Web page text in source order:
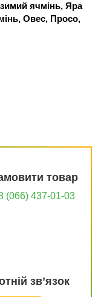
ячмінь, Яра
Овес, Просо,
товар
(066) 437-01-03
зв’язок